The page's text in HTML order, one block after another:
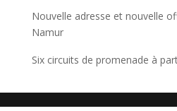
Nouvelle adresse et nouvelle
Namur
Six circuits de promenade à